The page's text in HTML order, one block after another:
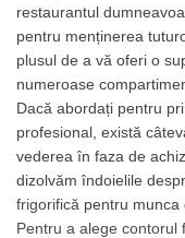
Bain marie
Marmite
Tigaie basculanta
Fry top / Gratar cu
Masina de fiert paste
Aparate de mentinut
Plan cald
Plita cu inductie
restaurantul
pentru menținerea
plusul de a vă oferi o
numeroase
Dacă abordați pentru
profesional, există
vederea în faza de
dizolvăm îndoielile
frigorifică pentru munca
Pentru a alege contorul